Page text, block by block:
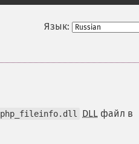
Язык:
php_fileinfo.dll DLL файл в